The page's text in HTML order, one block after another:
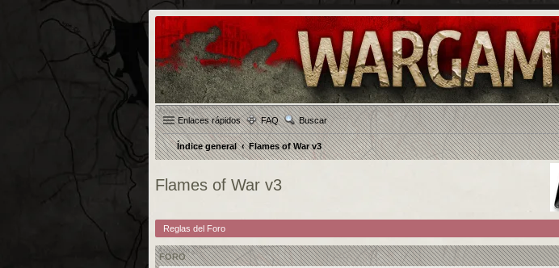
Enlaces rápidos FAQ Buscar
Índice general Flames of War v3
Flames of War v3
Reglas del Foro
FORO